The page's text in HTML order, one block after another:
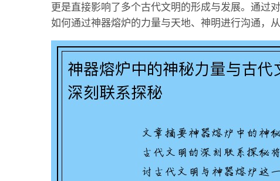
更是直接影响了多个古代文明的形成与发展。通过
如何通过神器熔炉的力量与天地、神明进行沟通，